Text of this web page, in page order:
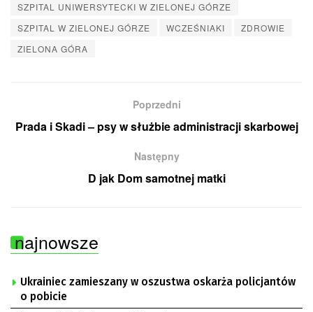
SZPITAL UNIWERSYTECKI W ZIELONEJ GÓRZE
SZPITAL W ZIELONEJ GÓRZE
WCZEŚNIAKI
ZDROWIE
ZIELONA GÓRA
Poprzedni
Prada i Skadi – psy w służbie administracji skarbowej
Następny
D jak Dom samotnej matki
najnowsze
Ukrainiec zamieszany w oszustwa oskarża policjantów
o pobicie